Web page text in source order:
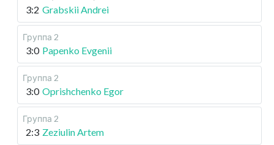
3:2 Grabskii Andrei
Группа 2
3:0 Papenko Evgenii
Группа 2
3:0 Oprishchenko Egor
Группа 2
2:3 Zeziulin Artem